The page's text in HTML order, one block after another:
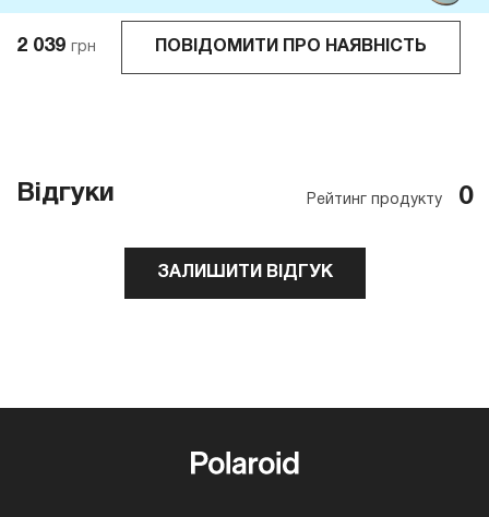
2 039 грн ПОВІДОМИТИ ПРО НАЯВНІСТЬ
Відгуки Рейтинг продукту 0
ЗАЛИШИТИ ВІДГУК